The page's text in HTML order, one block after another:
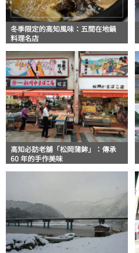
冬季限定的高知風味：五間在地鍋
料理名店
高知必訪老舖「松岡蒲鉾」：傳承
60 年的手作美味